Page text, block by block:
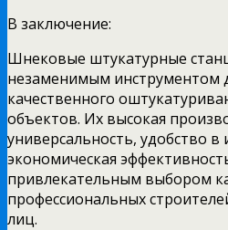
В заключение:
Шнековые штукатурные
незаменимым инструментом
качественного
объектов. Их высокая
универсальность, удобство в
экономическая
привлекательным выбором
профессиональных
лиц.